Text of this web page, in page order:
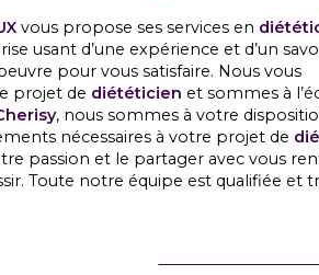
vous propose ses services en
usant d’une expérience et d’un
pour vous satisfaire. Nous vous
projet de diététicien et sommes à
, nous sommes à votre
nécessaires à votre projet de
passion et le partager avec vous
Toute notre équipe est qualifiée et